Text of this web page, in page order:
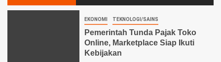
EKONOMI TEKNOLOGI/SAINS
Pemerintah Tunda Pajak Toko
Online, Marketplace Siap Ikuti
Kebijakan